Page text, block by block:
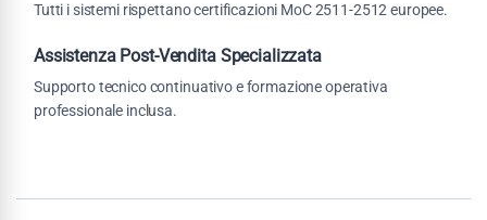
Tutti i sistemi rispettano certificazioni MoC 2511-2512 europee.
Assistenza Post-Vendita Specializzata
Supporto tecnico continuativo e formazione operativa
professionale inclusa.